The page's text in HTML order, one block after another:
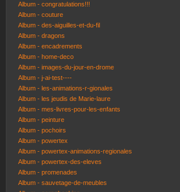
Album - congratulations!!!
Album - couture
Album - des-aiguilles-et-du-fil
Album - dragons
Album - encadrements
Album - home-deco
Album - images-du-jour-en-drome
Album - j-ai-test----
Album - les-animations-r-gionales
Album - les jeudis de Marie-laure
Album - mes-livres-pour-les-enfants
Album - peinture
Album - pochoirs
Album - powertex
Album - powertex-animations-regionales
Album - powertex-des-eleves
Album - promenades
Album - sauvetage-de-meubles